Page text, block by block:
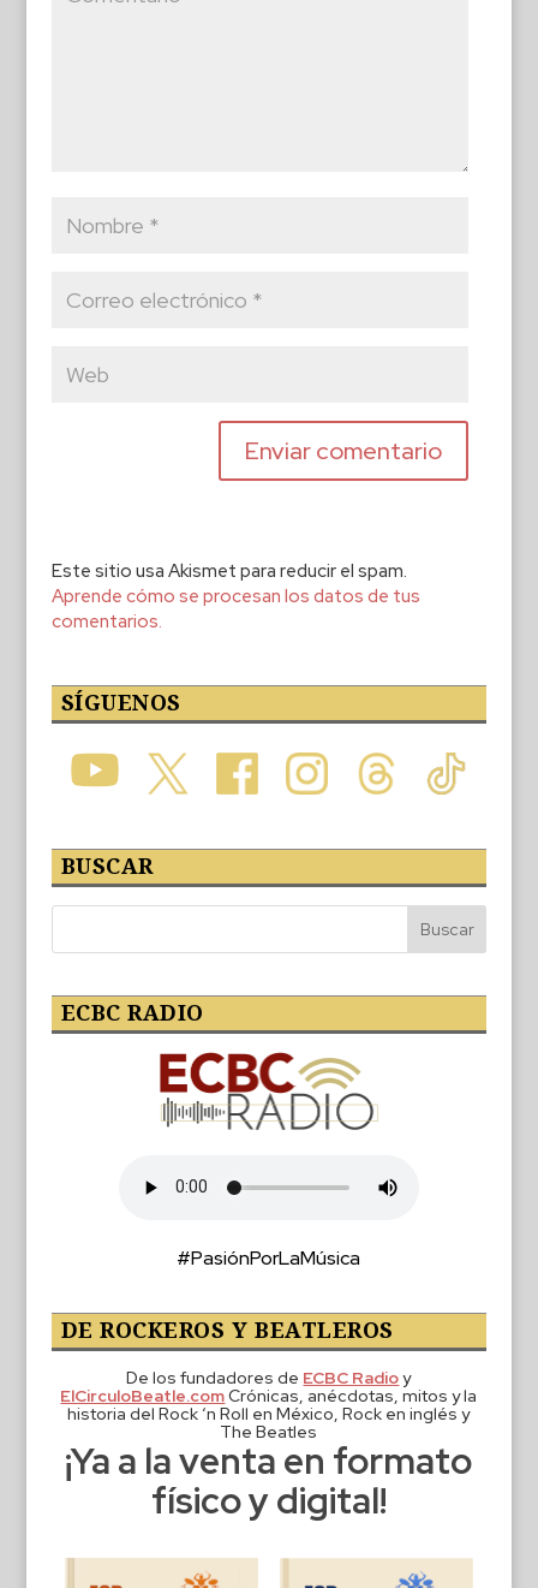
Este sitio usa Akismet para reducir el spam.
Aprende cómo se procesan los datos de tus
comentarios.
SÍGUENOS
BUSCAR
ECBC RADIO
#PasiónPorLaMúsica
DE ROCKEROS Y BEATLEROS
De los fundadores de ECBC Radioy
ElCirculoBeatle.comCrónicas, anécdotas, mitos y la
historia del Rock ‘n Roll en México, Rock en inglés y
The Beatles
¡Ya a la venta en formato
físico y digital!